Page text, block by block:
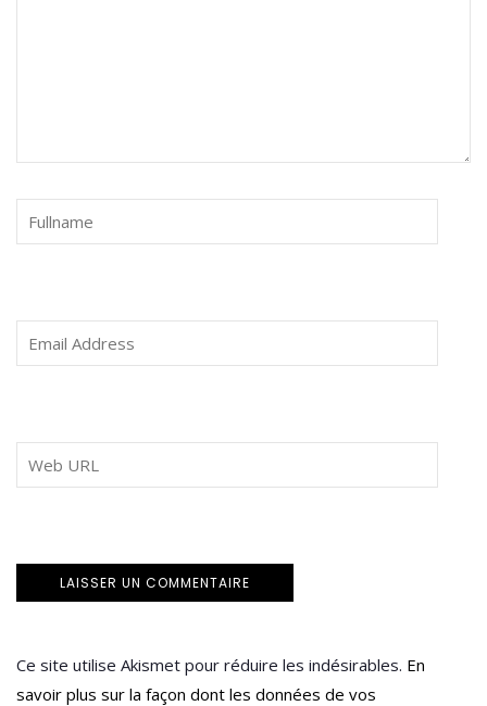
Ce site utilise Akismet pour réduire les indésirables. En
savoir plus sur la façon dont les données de vos